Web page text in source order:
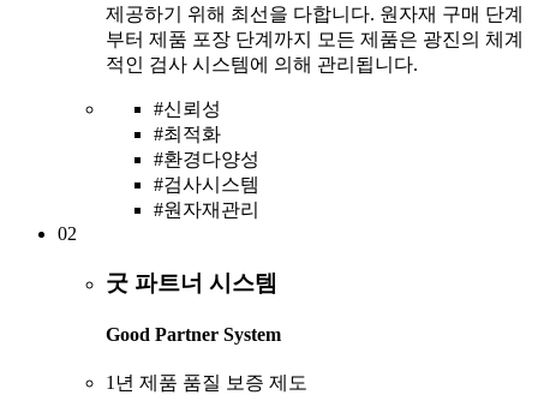
제공하기 위해 최선을 다합니다. 원자재 구매 단계
부터 제품 포장 단계까지 모든 제품은 광진의 체계
적인 검사 시스템에 의해 관리됩니다.
#신뢰성
#최적화
#환경다양성
#검사시스템
#원자재관리
02
굿 파트너 시스템
Good Partner System
1년 제품 품질 보증 제도